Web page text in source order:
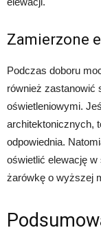
Zamierzone
Podczas doboru
również zastanowić
oświetleniowymi.
architektonicznych,
odpowiednia.
oświetlić elewację
żarówkę o wyższej